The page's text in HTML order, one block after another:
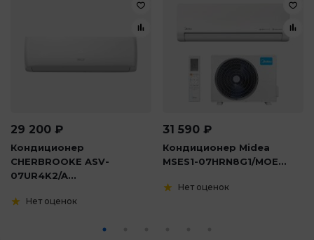
29 200 ₽
Кондиционер
CHERBROOKE ASV-
07UR4K2/A...
Нет оценок
31 590 ₽
Кондиционер Midea
MSES1-07HRN8G1/MOE...
Нет оценок